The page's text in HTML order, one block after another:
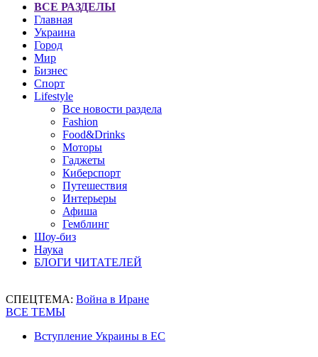
ВСЕ РАЗДЕЛЫ
Главная
Украина
Город
Мир
Бизнес
Спорт
Lifestyle
Все новости раздела
Fashion
Food&Drinks
Моторы
Гаджеты
Киберспорт
Путешествия
Интерьеры
Афиша
Гемблинг
Шоу-биз
Наука
БЛОГИ ЧИТАТЕЛЕЙ
СПЕЦТЕМА: Война в Иране
ВСЕ ТЕМЫ
Вступление Украины в ЕС